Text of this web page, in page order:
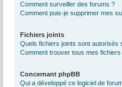
Comment surveiller des forums ?
Comment puis-je supprimer mes
Fichiers joints
Quels fichiers joints sont autorisés
Comment trouver tous mes fichiers
Concernant phpBB
Qui a développé ce logiciel de